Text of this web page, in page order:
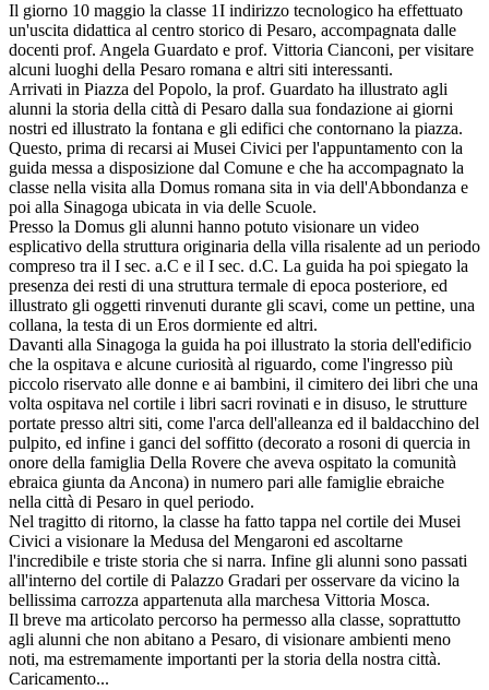
Il giorno 10 maggio la classe 1I indirizzo tecnologico ha effettuato
un'uscita didattica al centro storico di Pesaro, accompagnata dalle
docenti prof. Angela Guardato e prof. Vittoria Cianconi, per visitare
alcuni luoghi della Pesaro romana e altri siti interessanti.
Arrivati in Piazza del Popolo, la prof. Guardato ha illustrato agli
alunni la storia della città di Pesaro dalla sua fondazione ai giorni
nostri ed illustrato la fontana e gli edifici che contornano la piazza.
Questo, prima di recarsi ai Musei Civici per l'appuntamento con la
guida messa a disposizione dal Comune e che ha accompagnato la
classe nella visita alla Domus romana sita in via dell'Abbondanza e
poi alla Sinagoga ubicata in via delle Scuole.
Presso la Domus gli alunni hanno potuto visionare un video
esplicativo della struttura originaria della villa risalente ad un periodo
compreso tra il I sec. a.C e il I sec. d.C. La guida ha poi spiegato la
presenza dei resti di una struttura termale di epoca posteriore, ed
illustrato gli oggetti rinvenuti durante gli scavi, come un pettine, una
collana, la testa di un Eros dormiente ed altri.
Davanti alla Sinagoga la guida ha poi illustrato la storia dell'edificio
che la ospitava e alcune curiosità al riguardo, come l'ingresso più
piccolo riservato alle donne e ai bambini, il cimitero dei libri che una
volta ospitava nel cortile i libri sacri rovinati e in disuso, le strutture
portate presso altri siti, come l'arca dell'alleanza ed il baldacchino del
pulpito, ed infine i ganci del soffitto (decorato a rosoni di quercia in
onore della famiglia Della Rovere che aveva ospitato la comunità
ebraica giunta da Ancona) in numero pari alle famiglie ebraiche
nella città di Pesaro in quel periodo.
Nel tragitto di ritorno, la classe ha fatto tappa nel cortile dei Musei
Civici a visionare la Medusa del Mengaroni ed ascoltarne
l'incredibile e triste storia che si narra. Infine gli alunni sono passati
all'interno del cortile di Palazzo Gradari per osservare da vicino la
bellissima carrozza appartenuta alla marchesa Vittoria Mosca.
Il breve ma articolato percorso ha permesso alla classe, soprattutto
agli alunni che non abitano a Pesaro, di visionare ambienti meno
noti, ma estremamente importanti per la storia della nostra città.
Caricamento...